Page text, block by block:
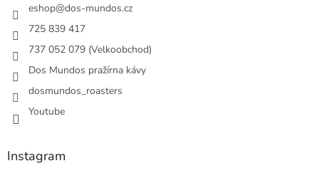
eshop@dos-mundos.cz
725 839 417
737 052 079 (Velkoobchod)
Dos Mundos pražírna kávy
dosmundos_roasters
Youtube
Instagram